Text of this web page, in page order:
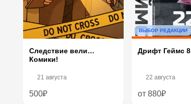
Следствие вели…
Комики!
21 августа
500₽
ВЫБОР РЕДАКЦИИ
Дрифт Геймс 8
22 августа
от 880₽